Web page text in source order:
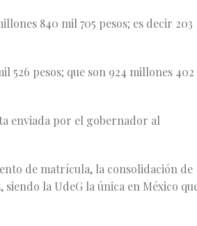
840 mil 705 pesos; es decir 203
526 pesos; que son 924 millones 402
enviada por el gobernador al
de matrícula, la consolidación de
la UdeG la única en México